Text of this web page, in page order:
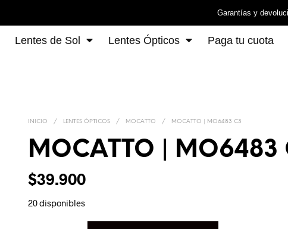
Garantías y
Lentes de Sol Lentes Ópticos Paga tu cuota
INICIO / LENTES ÓPTICOS / MOCATTO / MOCATTO | MO6483 C3
MOCATTO | MO6483
$39.900
20 disponibles